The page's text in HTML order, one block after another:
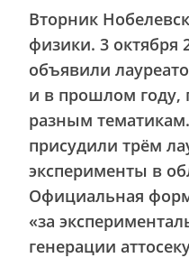
Вторник
физики. 3 октября
объявили
и в прошлом году,
разным
присудили трём
эксперименты в
Официальная
«за
генерации